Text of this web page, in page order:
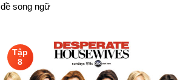
đề song ngữ
Tập
8